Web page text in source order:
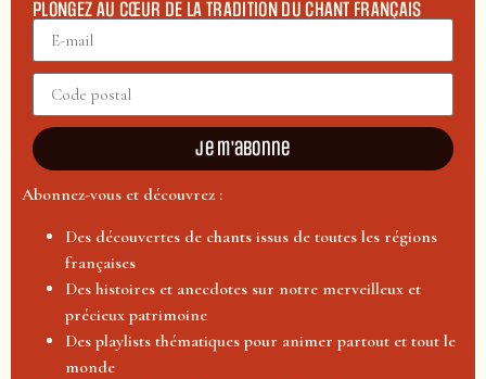
PLONGEZ AU CŒUR DE LA TRADITION DU CHANT FRANÇAIS
Je m'abonne
Abonnez-vous et découvrez :
Des découvertes de chants issus de toutes les régions
françaises
Des histoires et anecdotes sur notre merveilleux et
précieux patrimoine
Des playlists thématiques pour animer partout et tout le
monde